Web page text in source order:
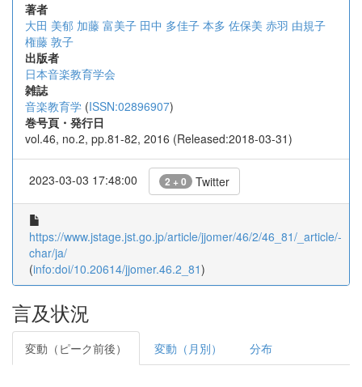
著者
大田 美郁 加藤 富美子 田中 多佳子 本多 佐保美 赤羽 由規子
権藤 敦子
出版者
日本音楽教育学会
雑誌
音楽教育学 (ISSN:02896907)
巻号頁・発行日
vol.46, no.2, pp.81-82, 2016 (Released:2018-03-31)
2023-03-03 17:48:00 2 + 0 Twitter
https://www.jstage.jst.go.jp/article/jjomer/46/2/46_81/_article/-
char/ja/
(info:doi/10.20614/jjomer.46.2_81)
言及状況
変動（ピーク前後） 変動（月別） 分布